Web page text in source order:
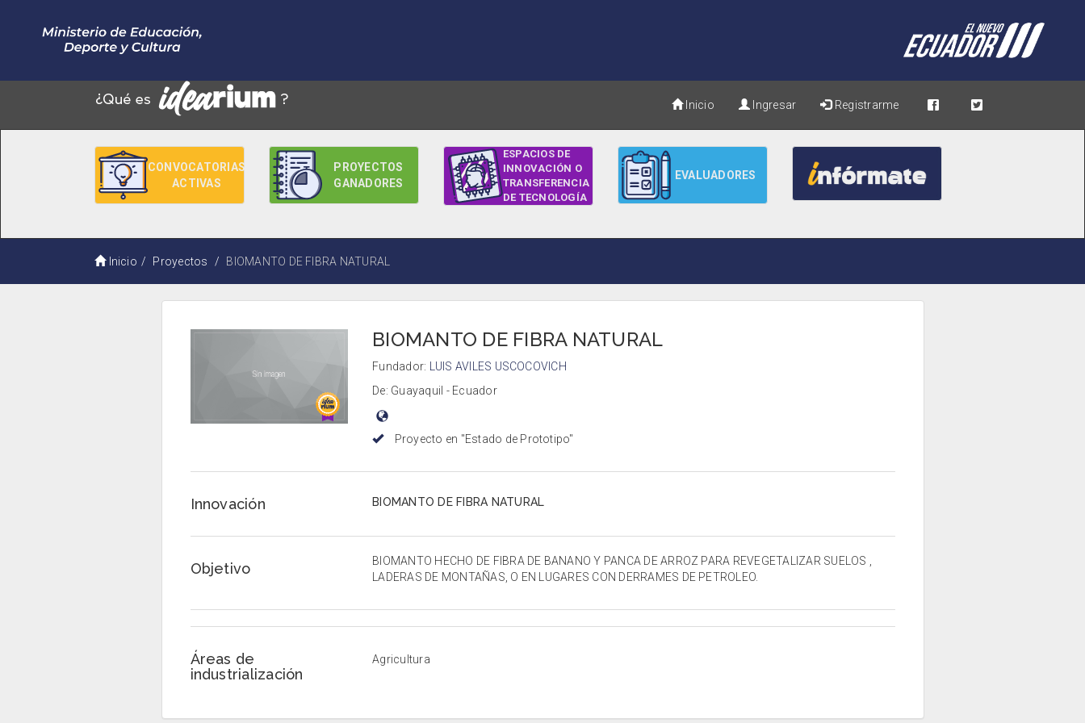
Inicio Ingresar Registrarme
CONVOCATORIAS
ACTIVAS
PROYECTOS
GANADORES
ESPACIOS DE
INNOVACIÓN O
TRANSFERENCIA
DE TECNOLOGÍA
EVALUADORES
Inicio Proyectos BIOMANTO DE FIBRA NATURAL
BIOMANTO DE FIBRA NATURAL
Fundador:
LUIS AVILES USCOCOVICH
De: Guayaquil - Ecuador
Proyecto en "Estado de Prototipo"
Innovación BIOMANTO DE FIBRA NATURAL
Objetivo
BIOMANTO HECHO DE FIBRA DE BANANO Y PANCA DE ARROZ PARA REVEGETALIZAR SUELOS ,
LADERAS DE MONTAÑAS, O EN LUGARES CON DERRAMES DE PETROLEO.
Áreas de
industrialización
Agricultura